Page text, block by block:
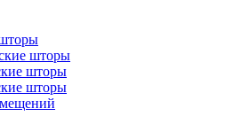
шторы
шторы
шторы